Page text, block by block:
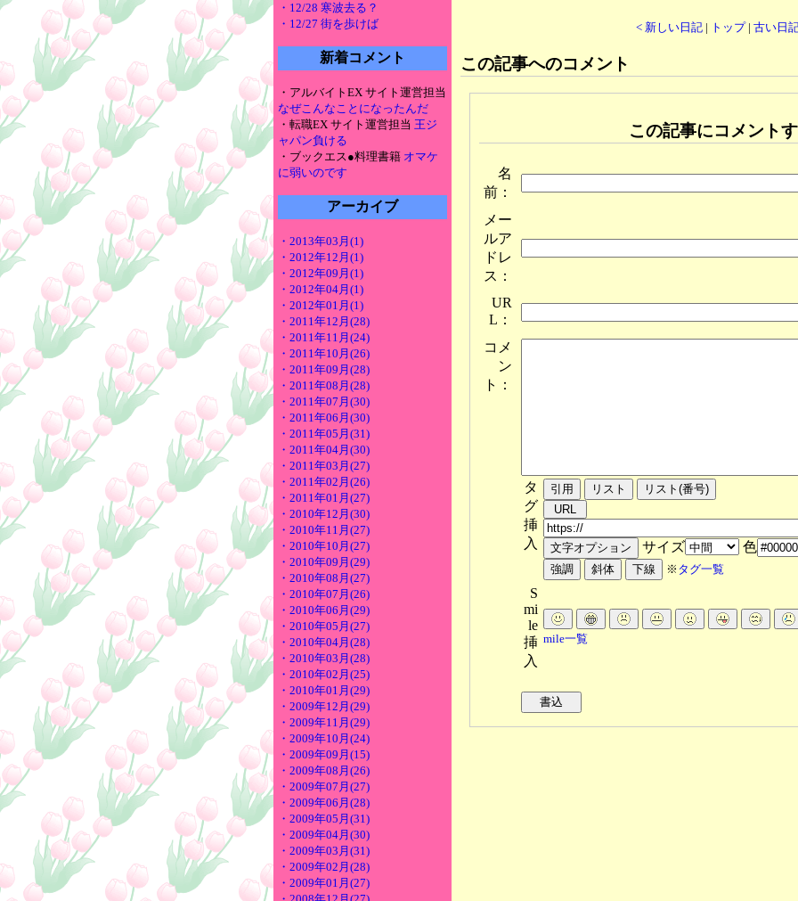
・12/28 寒波去る？
・12/27 街を歩けば
新着コメント
・アルバイトEX サイト運営担当
なぜこんなことになったんだ
・転職EX サイト運営担当 王ジ
ャパン負ける
・ブックエス●料理書籍 オマケ
に弱いのです
アーカイブ
・2013年03月(1)
・2012年12月(1)
・2012年09月(1)
・2012年04月(1)
・2012年01月(1)
・2011年12月(28)
・2011年11月(24)
・2011年10月(26)
・2011年09月(28)
・2011年08月(28)
・2011年07月(30)
・2011年06月(30)
・2011年05月(31)
・2011年04月(30)
・2011年03月(27)
・2011年02月(26)
・2011年01月(27)
・2010年12月(30)
・2010年11月(27)
・2010年10月(27)
・2010年09月(29)
・2010年08月(27)
・2010年07月(26)
・2010年06月(29)
・2010年05月(27)
・2010年04月(28)
・2010年03月(28)
・2010年02月(25)
・2010年01月(29)
・2009年12月(29)
・2009年11月(29)
・2009年10月(24)
・2009年09月(15)
・2009年08月(26)
・2009年07月(27)
・2009年06月(28)
・2009年05月(31)
・2009年04月(30)
・2009年03月(31)
・2009年02月(28)
・2009年01月(27)
< 新しい日記| トップ| 古い日
この記事へのコメント
この記事にコメント
名
前：
メー
ルア
ドレ
ス：
UR
L：
コメ
ン
ト：
タ
グ
挿
入
サイズ 色
※ タグ一覧
S
mi
le
挿
入
mile一覧